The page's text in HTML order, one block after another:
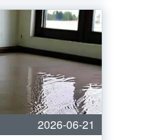
2026-06-21